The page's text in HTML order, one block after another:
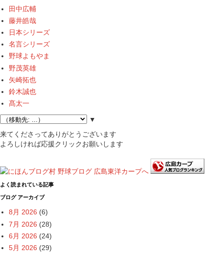
田中広輔
藤井皓哉
日本シリーズ
名言シリーズ
野球よもやま
野茂英雄
矢崎拓也
鈴木誠也
髙太一
▼
来てくださってありがとうございます
よろしければ応援クリックお願いします
よく読まれている記事
ブログ アーカイブ
8月 2026 (6)
7月 2026 (28)
6月 2026 (24)
5月 2026 (29)